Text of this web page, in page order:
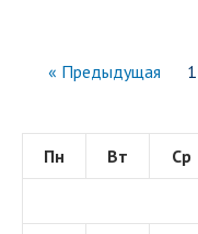
« Предыдущая 1
Пн
Вт Ср